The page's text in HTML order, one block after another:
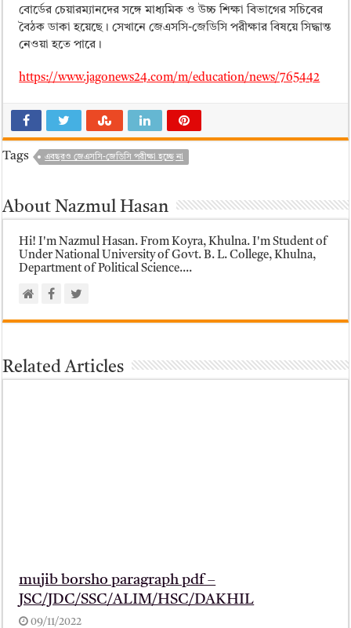
বোর্ডের চেয়ারম্যানদের সঙ্গে মাধ্যমিক ও উচ্চ শিক্ষা বিভাগের সচিবের
বৈঠক ডাকা হয়েছে। সেখানে জেএসসি-জেডিসি পরীক্ষার বিষয়ে সিদ্ধান্ত
নেওয়া হতে পারে।
https://www.jagonews24.com/m/education/news/765442
Tags এবছরও জেএসসি-জেডিসি পরীক্ষা হচ্ছে না
About Nazmul Hasan
Hi! I'm Nazmul Hasan. From Koyra, Khulna. I'm Student of
Under National University of Govt. B. L. College, Khulna,
Department of Political Science....
Related Articles
mujib borsho paragraph pdf –
JSC/JDC/SSC/ALIM/HSC/DAKHIL
09/11/2022